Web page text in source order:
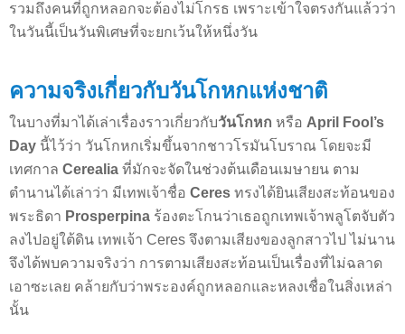
รวมถึงคนที่ถูกหลอกจะต้องไม่โกรธ เพราะเข้าใจตรงกันแล้วว่า
ในวันนี้เป็นวันพิเศษที่จะยกเว้นให้หนึ่งวัน
ความจริงเกี่ยวกับวันโกหกแห่งชาติ
ในบางที่มาได้เล่าเรื่องราวเกี่ยวกับวันโกหก หรือ April Fool’s
Day นี้ไว้ว่า วันโกหกเริ่มขึ้นจากชาวโรมันโบราณ โดยจะมี
เทศกาล Cerealia ที่มักจะจัดในช่วงต้นเดือนเมษายน ตาม
ตำนานได้เล่าว่า มีเทพเจ้าชื่อ Ceres ทรงได้ยินเสียงสะท้อนของ
พระธิดา Prosperpina ร้องตะโกนว่าเธอถูกเทพเจ้าพลูโตจับตัว
ลงไปอยู่ใต้ดิน เทพเจ้า Ceres จึงตามเสียงของลูกสาวไป ไม่นาน
จึงได้พบความจริงว่า การตามเสียงสะท้อนเป็นเรื่องที่ไม่ฉลาด
เอาซะเลย คล้ายกับว่าพระองค์ถูกหลอกและหลงเชื่อในสิ่งเหล่า
นั้น